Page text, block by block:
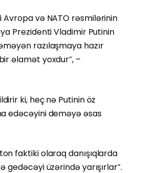
Avropa və NATO rəsmilərinin
Prezidenti Vladimir Putinin
razılaşmaya hazır
əlamət yoxdur”, –
ki, heç nə Putinin öz
edəcəyini deməyə əsas
faktiki olaraq danışıqlarda
gedəcəyi üzərində yarışırlar”.